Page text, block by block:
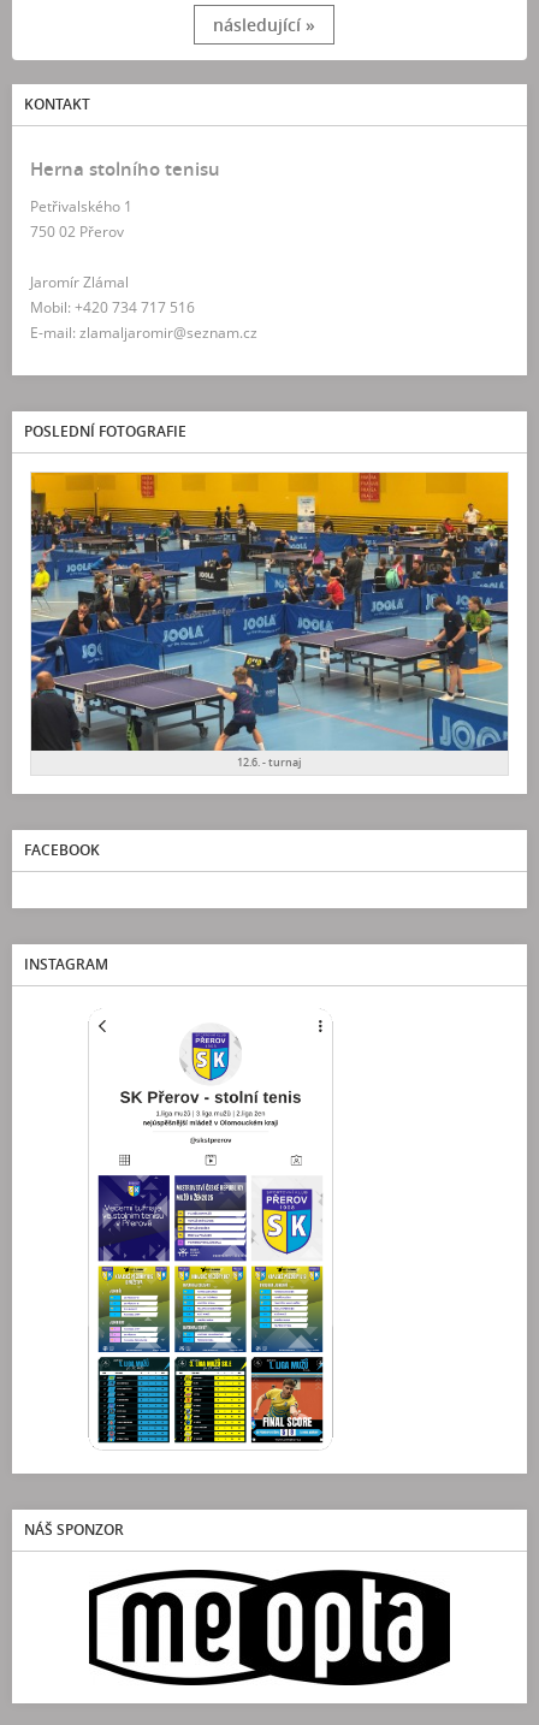
následující »
KONTAKT
Herna stolního tenisu
Petřivalského 1
750 02 Přerov
Jaromír Zlámal
Mobil: +420 734 717 516
E-mail: zlamaljaromir@seznam.cz
POSLEDNÍ FOTOGRAFIE
12.6. - turnaj
FACEBOOK
INSTAGRAM
NÁŠ SPONZOR